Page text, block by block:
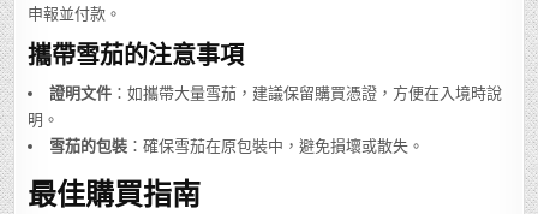
申報並付款。
攜帶雪茄的注意事項
證明文件 ：如攜帶大量雪茄，建議保留購買憑證，方便在入境時說
明。
雪茄的包裝 ：確保雪茄在原包裝中，避免損壞或散失。
最佳購買指南